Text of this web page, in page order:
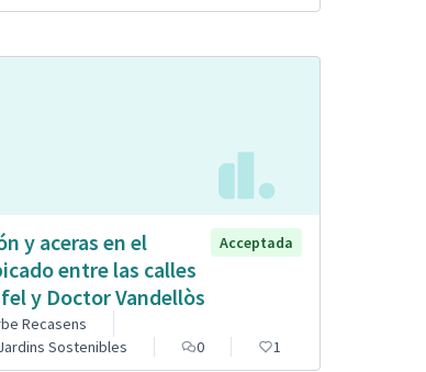
y aceras en el
entre las calles
y Doctor Vandellòs
Acceptada
Recasens
Sostenibles
0 1